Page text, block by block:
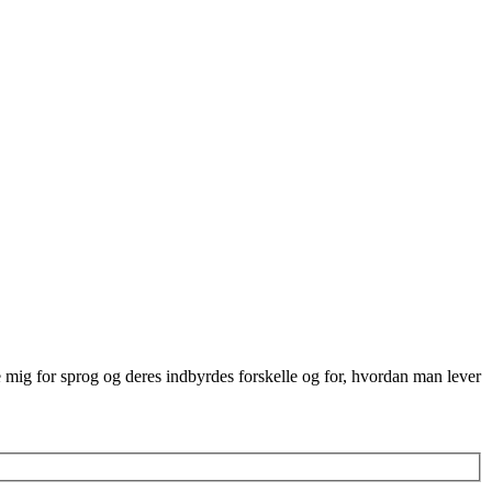
for sprog og deres indbyrdes forskelle og for, hvordan man lever